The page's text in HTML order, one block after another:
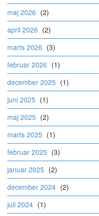
maj 2026 (2)
april 2026 (2)
marts 2026 (3)
februar 2026 (1)
december 2025 (1)
juni 2025 (1)
maj 2025 (2)
marts 2025 (1)
februar 2025 (3)
januar 2025 (2)
december 2024 (2)
juli 2024 (1)